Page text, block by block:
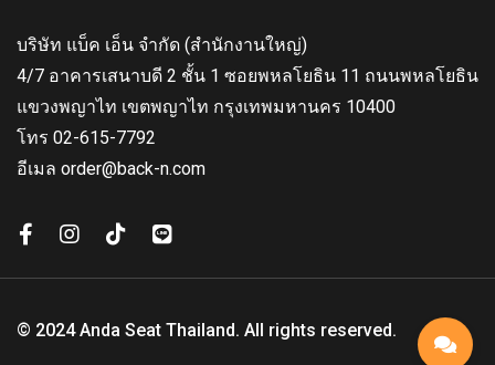
บริษัท แบ็ค เอ็น จำกัด (สำนักงานใหญ่)
4/7 อาคารเสนาบดี 2 ชั้น 1 ซอยพหลโยธิน 11 ถนนพหลโยธิน
แขวงพญาไท เขตพญาไท กรุงเทพมหานคร 10400
โทร 02-615-7792
อีเมล order@back-n.com
© 2024 Anda Seat Thailand. All rights reserved.